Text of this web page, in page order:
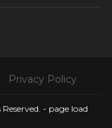
Privacy Policy
- page load